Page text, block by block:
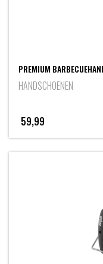
PREMIUM
HANDSCHOENEN
59,99